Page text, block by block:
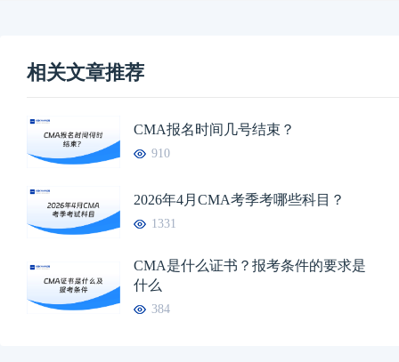
相关文章推荐
CMA报名时间几号结束？
910
2026年4月CMA考季考哪些科目？
1331
CMA是什么证书？报考条件的要求是
什么
384